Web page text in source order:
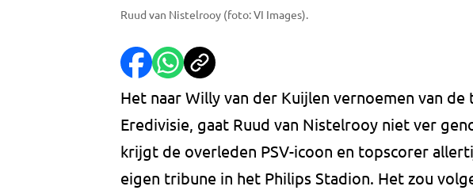
Ruud van Nistelrooy (foto: VI Images).
Het naar Willy van der Kuijlen vernoemen van
Eredivisie, gaat Ruud van Nistelrooy niet ver
krijgt de overleden PSV-icoon en topscorer
eigen tribune in het Philips Stadion. Het zou